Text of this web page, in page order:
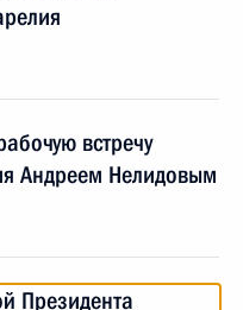
встречу
Андреем Нелидовым
Президента